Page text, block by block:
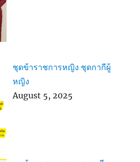
ชุดข้าราชการหญิง ชุดกากีผู้
หญิง
August 5, 2025